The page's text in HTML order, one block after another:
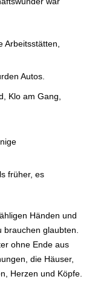
Arbeitsstätten,
Autos.
Klo am Gang,
früher, es
Händen und
brauchen glaubten.
ohne Ende aus
die Häuser,
Herzen und Köpfe.